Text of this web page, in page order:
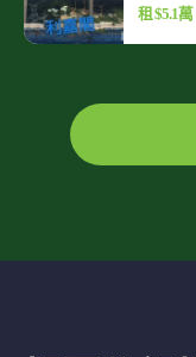
租 $5.1萬